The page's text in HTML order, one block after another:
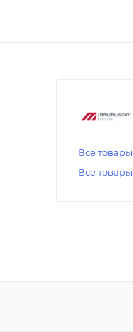
Все
Все